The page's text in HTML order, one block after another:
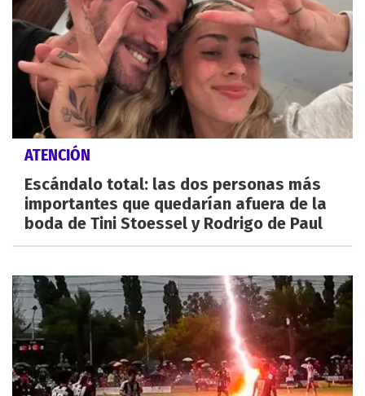
ATENCIÓN
Escándalo total: las dos personas más
importantes que quedarían afuera de la
boda de Tini Stoessel y Rodrigo de Paul